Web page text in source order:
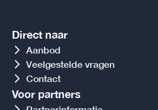
Direct naar
Aanbod
Veelgestelde vragen
Contact
Voor partners